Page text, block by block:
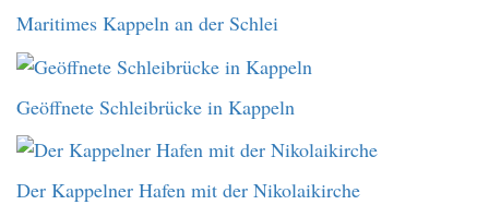
Maritimes Kappeln an der Schlei
Geöffnete Schleibrücke in Kappeln
Der Kappelner Hafen mit der Nikolaikirche